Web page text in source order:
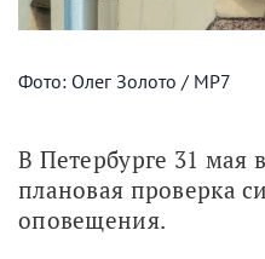
Фото: Олег Золото / МР7
В Петербурге 31 мая
плановая проверка
оповещения.